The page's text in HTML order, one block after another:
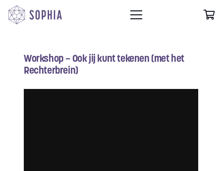
Workshop – Ook jij kunt tekenen (met het
Rechterbrein)